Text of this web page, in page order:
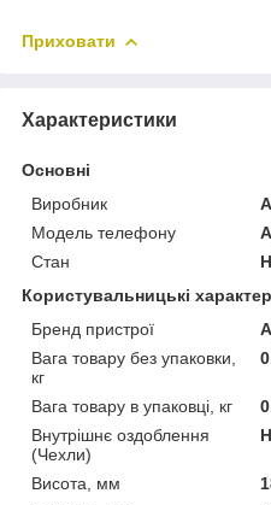
Приховати
Характеристики
Основні
Виробник
Модель телефону
Стан
Користувальницькі
Бренд пристрої
Вага товару без упаковки,
кг
Вага товару в упаковці, кг
Внутрішнє оздоблення
(Чехли)
Висота, мм